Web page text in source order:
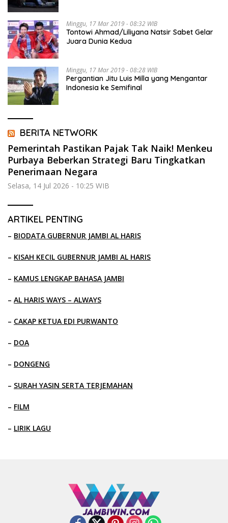
Minggu, 17 Mar 2019 - 08:32 WIB
Tontowi Ahmad/Liliyana Natsir Sabet Gelar
Juara Dunia Kedua
Minggu, 17 Mar 2019 - 08:28 WIB
Pergantian Jitu Luis Milla yang Mengantar
Indonesia ke Semifinal
BERITA NETWORK
Pemerintah Pastikan Pajak Tak Naik! Menkeu
Purbaya Beberkan Strategi Baru Tingkatkan
Penerimaan Negara
Selasa, 14 Jul 2026 - 10:25 WIB
ARTIKEL PENTING
– BIODATA GUBERNUR JAMBI AL HARIS
– KISAH KECIL GUBERNUR JAMBI AL HARIS
– KAMUS LENGKAP BAHASA JAMBI
– AL HARIS WAYS – ALWAYS
– CAKAP KETUA EDI PURWANTO
– DOA
– DONGENG
– SURAH YASIN SERTA TERJEMAHAN
– FILM
– LIRIK LAGU